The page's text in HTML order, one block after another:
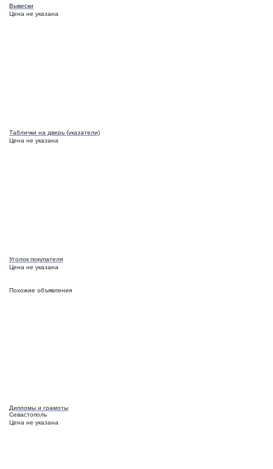
Вывески
Цена не указана
Таблички на дверь (указатели)
Цена не указана
Уголок покупателя
Цена не указана
Похожие объявления
Дипломы и грамоты
Севастополь
Цена не указана